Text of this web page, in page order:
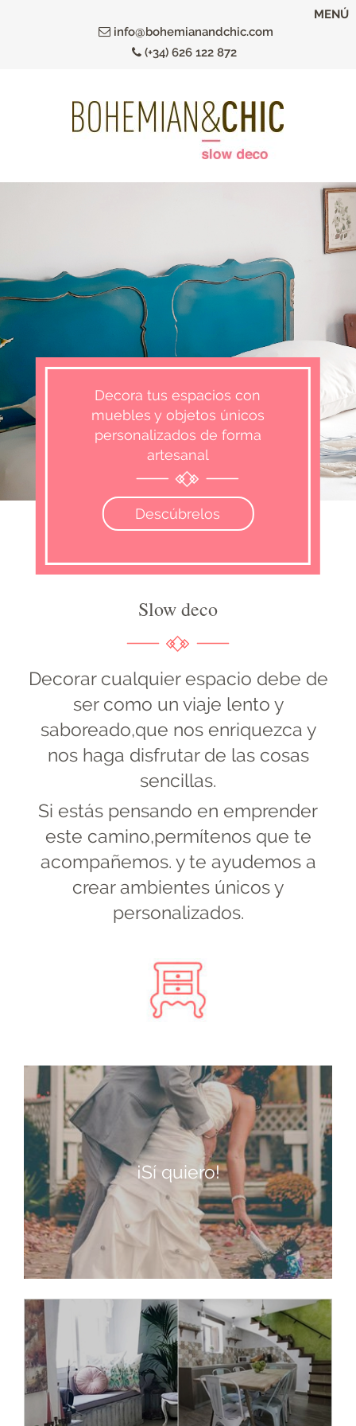
info@bohemianandchic.com
(+34) 626 122 872
MENÚ
Decora tus espacios con
muebles y objetos únicos
personalizados de forma
artesanal
Descúbrelos
Slow deco
Decorar cualquier espacio debe de
ser como un viaje lento y
saboreado,que nos enriquezca y
nos haga disfrutar de las cosas
sencillas.
Si estás pensando en emprender
este camino,permítenos que te
acompañemos. y te ayudemos a
crear ambientes únicos y
personalizados.
¡Sí quiero!